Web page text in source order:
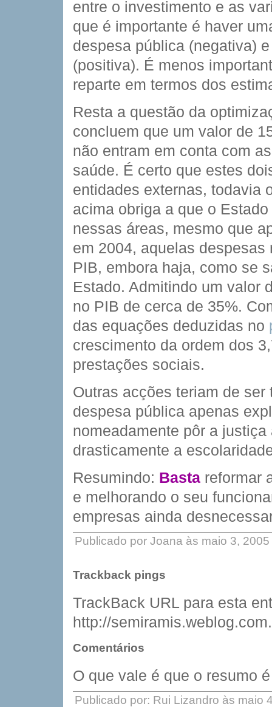
entre o investimento e as
que é importante é haver
despesa pública (negativa)
(positiva). É menos
reparte em termos dos
Resta a questão da
concluem que um valor de
não entram em conta com
saúde. É certo que estes
entidades externas, todavia
acima obriga a que o
nessas áreas, mesmo que
em 2004, aquelas
PIB, embora haja, como se
Estado. Admitindo um valor
no PIB de cerca de 35%.
das equações deduzidas no
crescimento da ordem dos
prestações sociais.
Outras acções teriam de
despesa pública apenas
nomeadamente pôr a
drasticamente a
Resumindo: Basta reformar
e melhorando o seu
empresas ainda
Publicado por Joana às maio 3,
Trackback pings
TrackBack URL para esta
http://
Comentários
O que vale é que o resumo
Publicado por: Rui Lizandro às maio